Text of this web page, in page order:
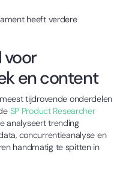
heeft verdere
voor
en content
tijdrovende onderdelen
SP Product Researcher
analyseert trending
concurrentieanalyse en
handmatig te spitten in